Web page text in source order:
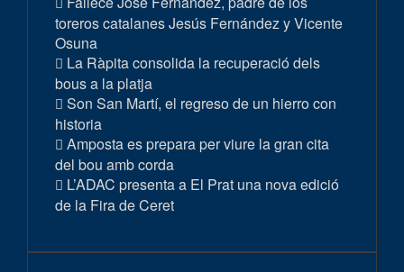
toreros catalanes Jesús Fernández y Vicente
Osuna
La Ràpita consolida la recuperació dels
bous a la platja
Son San Martí, el regreso de un hierro con
historia
Amposta es prepara per viure la gran cita
del bou amb corda
L’ADAC presenta a El Prat una nova edició
de la Fira de Ceret